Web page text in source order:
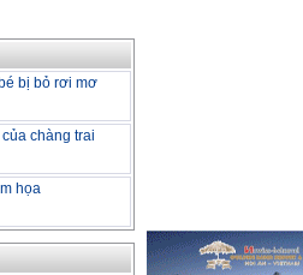
bị bỏ rơi mơ
chàng trai
họa